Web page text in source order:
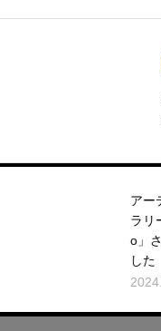
アーティストギャ
ラリーに「Peuk
o」さんを追加しま